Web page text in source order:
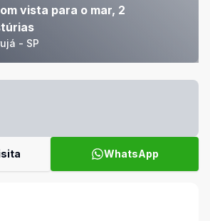
vista para o mar, 2
- SP
WhatsApp